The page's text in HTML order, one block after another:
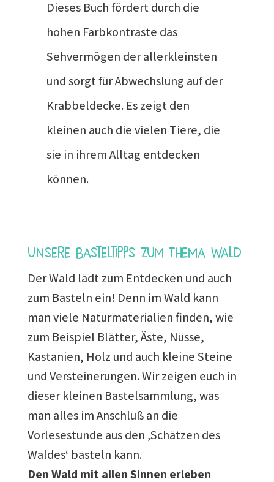
Dieses Buch fördert durch die
hohen Farbkontraste das
Sehvermögen der allerkleinsten
und sorgt für Abwechslung auf der
Krabbeldecke. Es zeigt den
kleinen auch die vielen Tiere, die
sie in ihrem Alltag entdecken
können.
Unsere Basteltipps zum Thema Wald
Der Wald lädt zum Entdecken und auch
zum Basteln ein! Denn im Wald kann
man viele Naturmaterialien finden, wie
zum Beispiel Blätter, Äste, Nüsse,
Kastanien, Holz und auch kleine Steine
und Versteinerungen. Wir zeigen euch in
dieser kleinen Bastelsammlung, was
man alles im Anschluß an die
Vorlesestunde aus den ‚Schätzen des
Waldes‘ basteln kann.
Den Wald mit allen Sinnen erleben